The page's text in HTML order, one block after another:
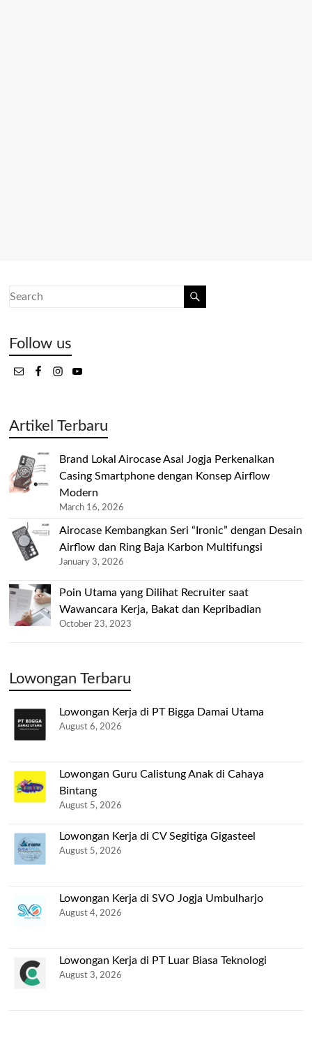
Follow us
Artikel Terbaru
Brand Lokal Airocase Asal Jogja Perkenalkan
Casing Smartphone dengan Konsep Airflow
Modern
March 16, 2026
Airocase Kembangkan Seri “Ironic” dengan Desain
Airflow dan Ring Baja Karbon Multifungsi
January 3, 2026
Poin Utama yang Dilihat Recruiter saat
Wawancara Kerja, Bakat dan Kepribadian
October 23, 2023
Lowongan Terbaru
Lowongan Kerja di PT Bigga Damai Utama
August 6, 2026
Lowongan Guru Calistung Anak di Cahaya
Bintang
August 5, 2026
Lowongan Kerja di CV Segitiga Gigasteel
August 5, 2026
Lowongan Kerja di SVO Jogja Umbulharjo
August 4, 2026
Lowongan Kerja di PT Luar Biasa Teknologi
August 3, 2026